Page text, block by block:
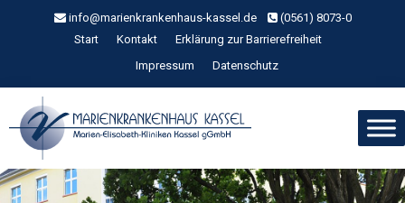
info@marienkrankenhaus-kassel.de
(0561) 8073-0
Start
Kontakt
Erklärung zur Barrierefreiheit
Impressum
Datenschutz